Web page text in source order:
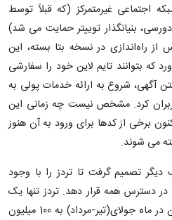
اجتماعی غیرمتمرکز (که قبلاً توسط
بنیانگذار توییتر حمایت می شد)
راه‌اندازی در نسخه بتا بسته، این
که بتوانند تایم لاین خود را سفارشی
آگهی، شروع به ارائه خدمات پولی به
کرد. مشخص نیست چه زمانی این
برخی از کدها برای ورود به آن هنوز
می شوند.
دیگر تصمیم گرفت تا تردز را با وجود
در دسترس همه قرار دهد. تردز تنها یک
هفته پس از در دسترس قرار گرفتن در ماه جولای(تیر-مرداد) به 100 میلیون